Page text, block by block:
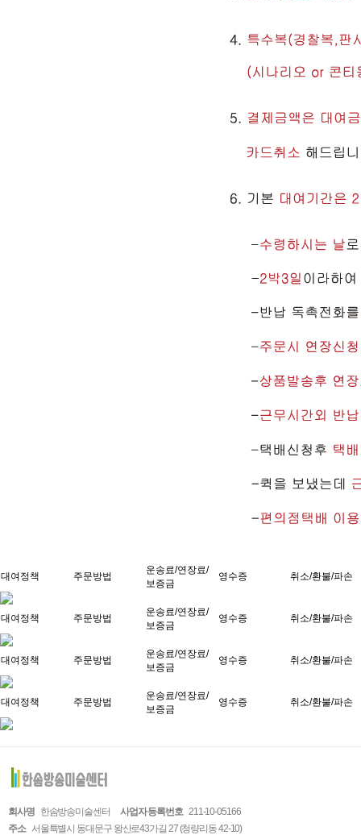
대여정책 주문방법
운송료/연장료/
보증금
영수증 취소/환불/파손
대여정책 주문방법
운송료/연장료/
보증금
영수증 취소/환불/파손
대여정책 주문방법
운송료/연장료/
보증금
영수증 취소/환불/파손
대여정책 주문방법
운송료/연장료/
보증금
영수증 취소/환불/파손
회사명 한솜방송미술센터 사업자 등록번호 211-10-05166
주소 서울특별시 동대문구 왕산로43가길 27 (청량리동 42-10)